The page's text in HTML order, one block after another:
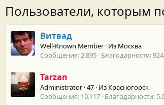
Пользователи, которым
Витвад
Well-Known Member · Из Москва
Сообщения 2.895 Благодарности 924
Tarzan
Administrator ·47 · Из Красногорск
Сообщения 10.117 Благодарности